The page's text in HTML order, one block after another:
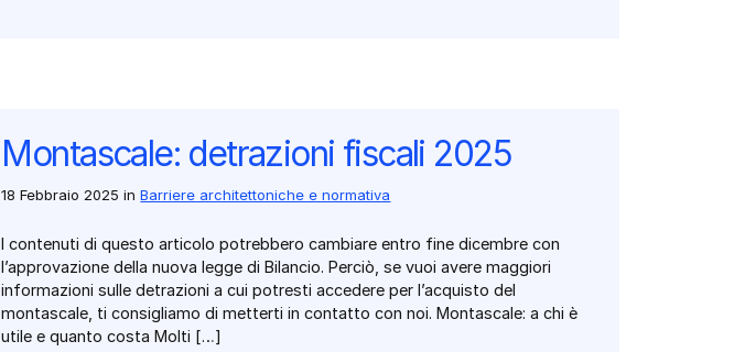
Montascale: detrazioni fiscali 2025
18 Febbraio 2025 inBarriere architettoniche e normativa
I contenuti di questo articolo potrebbero cambiare entro fine dicembre con
l’approvazione della nuova legge di Bilancio. Perciò, se vuoi avere maggiori
informazioni sulle detrazioni a cui potresti accedere per l’acquisto del
montascale, ti consigliamo di metterti in contatto con noi. Montascale: a chi è
utile e quanto costa Molti […]